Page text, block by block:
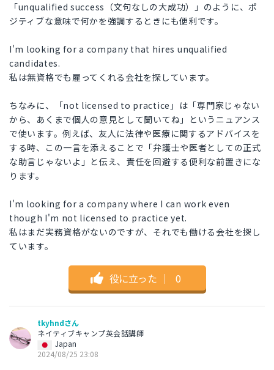
「unqualified success（文句なしの大成功）」のように、ポ
ジティブな意味で何かを強調するときにも便利です。
I'm looking for a company that hires unqualified
candidates.
私は無資格でも雇ってくれる会社を探しています。
ちなみに、「not licensed to practice」は「専門家じゃない
から、あくまで個人の意見として聞いてね」というニュアンス
で使います。例えば、友人に法律や医療に関するアドバイスを
する時、この一言を添えることで「弁護士や医者としての正式
な助言じゃないよ」と伝え、責任を回避する便利な前置きにな
ります。
I'm looking for a company where I can work even
though I'm not licensed to practice yet.
私はまだ実務資格がないのですが、それでも働ける会社を探し
ています。
役に立った ｜ 0
tkyhndさん
ネイティブキャンプ英会話講師
Japan
2024/08/25 23:08